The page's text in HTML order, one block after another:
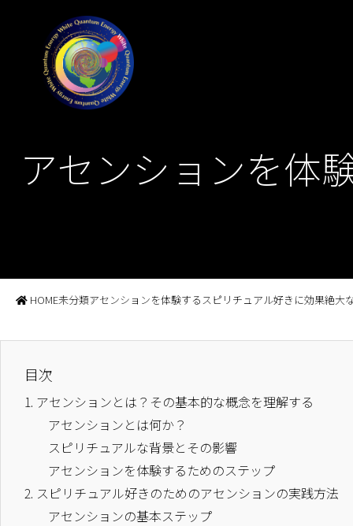
アセンションを体
HOME未分類アセンションを体験するスピリチュアル好きに効果絶大
目次
1. アセンションとは？その基本的な概念を理解する
アセンションとは何か？
スピリチュアルな背景とその影響
アセンションを体験するためのステップ
2. スピリチュアル好きのためのアセンションの実践方法
アセンションの基本ステップ